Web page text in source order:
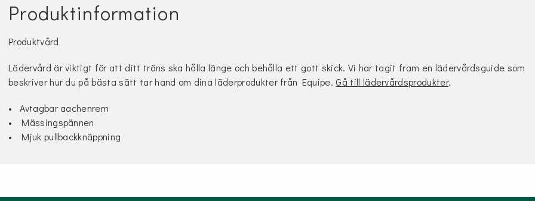
Produktinformation
Produktvård
Lädervård är viktigt för att ditt träns ska hålla länge och behålla ett gott skick. Vi har tagit fram en lädervårdsguide som
beskriver hur du på bästa sätt tar hand om dina läderprodukter från Equipe.Gå till lädervårdsprodukter.
• Avtagbar aachenrem
• Mässingspännen
• Mjuk pullbackknäppning